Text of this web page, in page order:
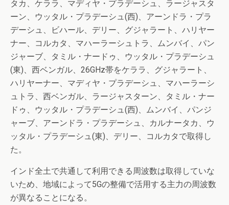
タカ、ケララ、マディヤ・プラデーシュ、ラージャスタ
ーン、ウッタル・プラデーシュ(西)、アーンドラ・プラ
デーシュ、ビハール、デリー、グジャラート、ハリヤー
ナー、コルカタ、マハーラーシュトラ、ムンバイ、パン
ジャーブ、タミル・ナードゥ、ウッタル・プラデーシュ
(東)、西ベンガル、26GHz帯をケララ、グジャラート、
ハリヤーナー、マディヤ・プラデーシュ、マハーラーシ
ュトラ、西ベンガル、ラージャスターン、タミル・ナー
ドゥ、ウッタル・プラデーシュ(西)、ムンバイ、パンジ
ャーブ、アーンドラ・プラデーシュ、カルナータカ、ウ
ッタル・プラデーシュ(東)、デリー、コルカタで取得し
た。
インド全土で共通して利用できる周波数は取得していな
いため、地域によって5Gの整備で活用する主力の周波数
が異なることになる。